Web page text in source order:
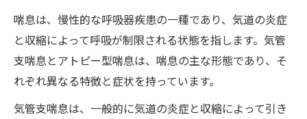
喘息は、慢性的な呼吸器疾患の一種であり、気道の炎症
と収縮によって呼吸が制限される状態を指します。気管
支喘息とアトピー型喘息は、喘息の主な形態であり、そ
れぞれ異なる特徴と症状を持っています。
気管支喘息は、一般的に気道の炎症と収縮によって引き